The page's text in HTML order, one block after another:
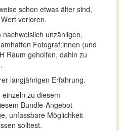
schon etwas älter sind,
verloren.
unzähligen,
Fotograf:innen (und
Raum geholfen, dahin zu
langjährigen Erfahrung.
zu diesem
Bundle-Angebot
unfassbare Möglichkeit
solltest.